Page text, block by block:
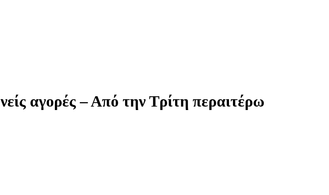
αγορές – Από την Τρίτη περαιτέρω